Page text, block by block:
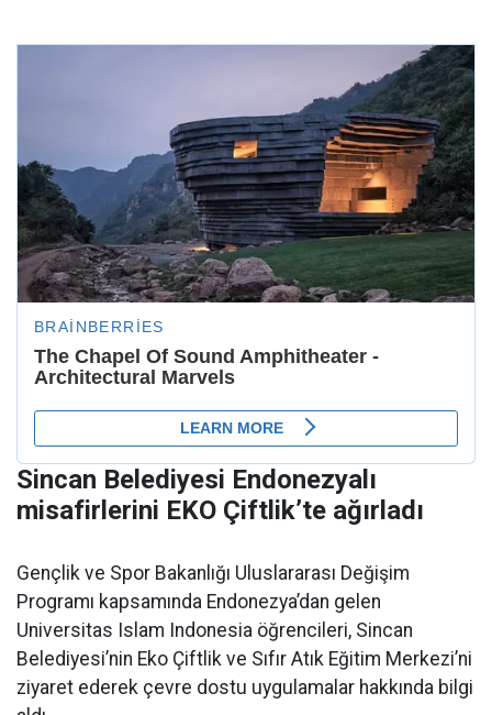
Sincan Belediyesi Endonezyalı
misafirlerini EKO Çiftlik’te ağırladı
Gençlik ve Spor Bakanlığı Uluslararası Değişim
Programı kapsamında Endonezya’dan gelen
Universitas Islam Indonesia öğrencileri, Sincan
Belediyesi’nin Eko Çiftlik ve Sıfır Atık Eğitim Merkezi’ni
ziyaret ederek çevre dostu uygulamalar hakkında bilgi